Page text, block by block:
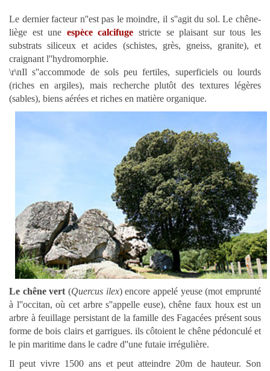
Le dernier facteur n''est pas le moindre, il s''agit du sol. Le chêne-
liège est une espèce calcifuge stricte se plaisant sur tous les
substrats siliceux et acides (schistes, grès, gneiss, granite), et
craignant l''hydromorphie.
\r\nIl s''accommode de sols peu fertiles, superficiels ou lourds
(riches en argiles), mais recherche plutôt des textures légères
(sables), biens aérées et riches en matière organique.
Le chêne vert (Quercus ilex) encore appelé yeuse (mot emprunté
à l''occitan, où cet arbre s''appelle euse), chêne faux houx est un
arbre à feuillage persistant de la famille des Fagacées présent sous
forme de bois clairs et garrigues. ils côtoient le chêne pédonculé et
le pin maritime dans le cadre d''une futaie irrégulière.
Il peut vivre 1500 ans et peut atteindre 20m de hauteur. Son